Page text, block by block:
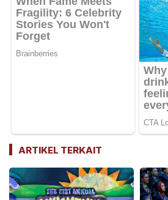
ARTIKEL TERKAIT